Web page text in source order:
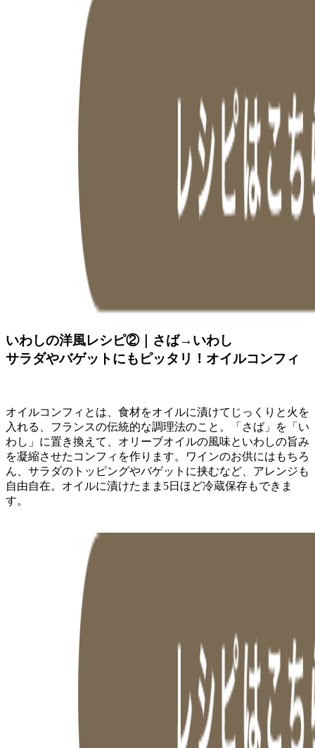
いわしの洋風レシピ②｜さば→いわし
サラダやバゲットにもピッタリ！オイルコンフィ
オイルコンフィとは、食材をオイルに漬けてじっくりと火を
入れる、フランスの伝統的な調理法のこと。「さば」を「い
わし」に置き換えて、オリーブオイルの風味といわしの旨み
を凝縮させたコンフィを作ります。ワインのお供にはもちろ
ん、サラダのトッピングやバゲットに挟むなど、アレンジも
自由自在。オイルに漬けたまま5日ほど冷蔵保存もできま
す。